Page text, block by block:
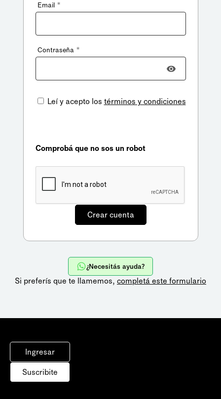
Email *
Contraseña *
Leí y acepto los términos y condiciones
Comprobá que no sos un robot
¿Necesitás ayuda?
Si preferís que te llamemos, completá este formulario
Ingresar
Suscribite